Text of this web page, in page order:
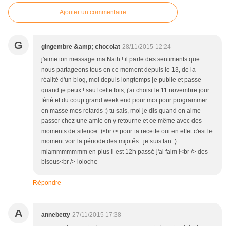
Ajouter un commentaire
G gingembre &amp; chocolat 28/11/2015 12:24
j'aime ton message ma Nath ! il parle des sentiments que
nous partageons tous en ce moment depuis le 13, de la
réalité d'un blog, moi depuis longtemps je publie et passe
quand je peux ! sauf cette fois, j'ai choisi le 11 novembre jour
férié et du coup grand week end pour moi pour programmer
en masse mes retards :) tu sais, moi je dis quand on aime
passer chez une amie on y retourne et ce même avec des
moments de silence :)<br /> pour ta recette oui en effet c'est le
moment voir la période des mijotés : je suis fan :)
miammmmmmm en plus il est 12h passé j'ai faim !<br /> des
bisous<br /> loloche
Répondre
A annebetty 27/11/2015 17:38